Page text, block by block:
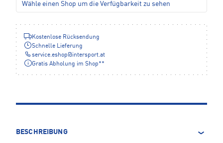
Wähle einen Shop um die Verfügbarkeit zu sehen
Kostenlose Rücksendung
Schnelle Lieferung
service.eshop@intersport.at
Gratis Abholung im Shop**
BESCHREIBUNG